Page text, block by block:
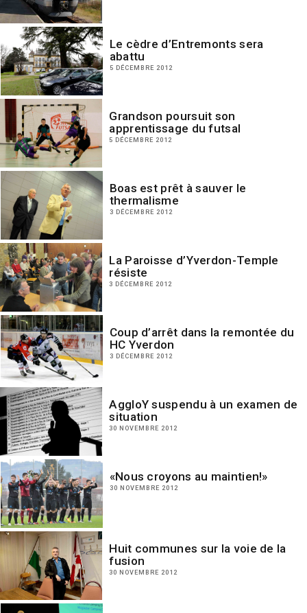
Le cèdre d’Entremonts sera
abattu
5 DÉCEMBRE 2012
Grandson poursuit son
apprentissage du futsal
5 DÉCEMBRE 2012
Boas est prêt à sauver le
thermalisme
3 DÉCEMBRE 2012
La Paroisse d’Yverdon-Temple
résiste
3 DÉCEMBRE 2012
Coup d’arrêt dans la remontée du
HC Yverdon
3 DÉCEMBRE 2012
AggloY suspendu à un examen de
situation
30 NOVEMBRE 2012
«Nous croyons au maintien!»
30 NOVEMBRE 2012
Huit communes sur la voie de la
fusion
30 NOVEMBRE 2012